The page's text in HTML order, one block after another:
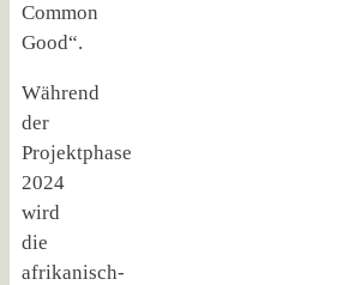
Common
Good“.
Während
der
Projektphase
2024
wird
die
afrikanisch-